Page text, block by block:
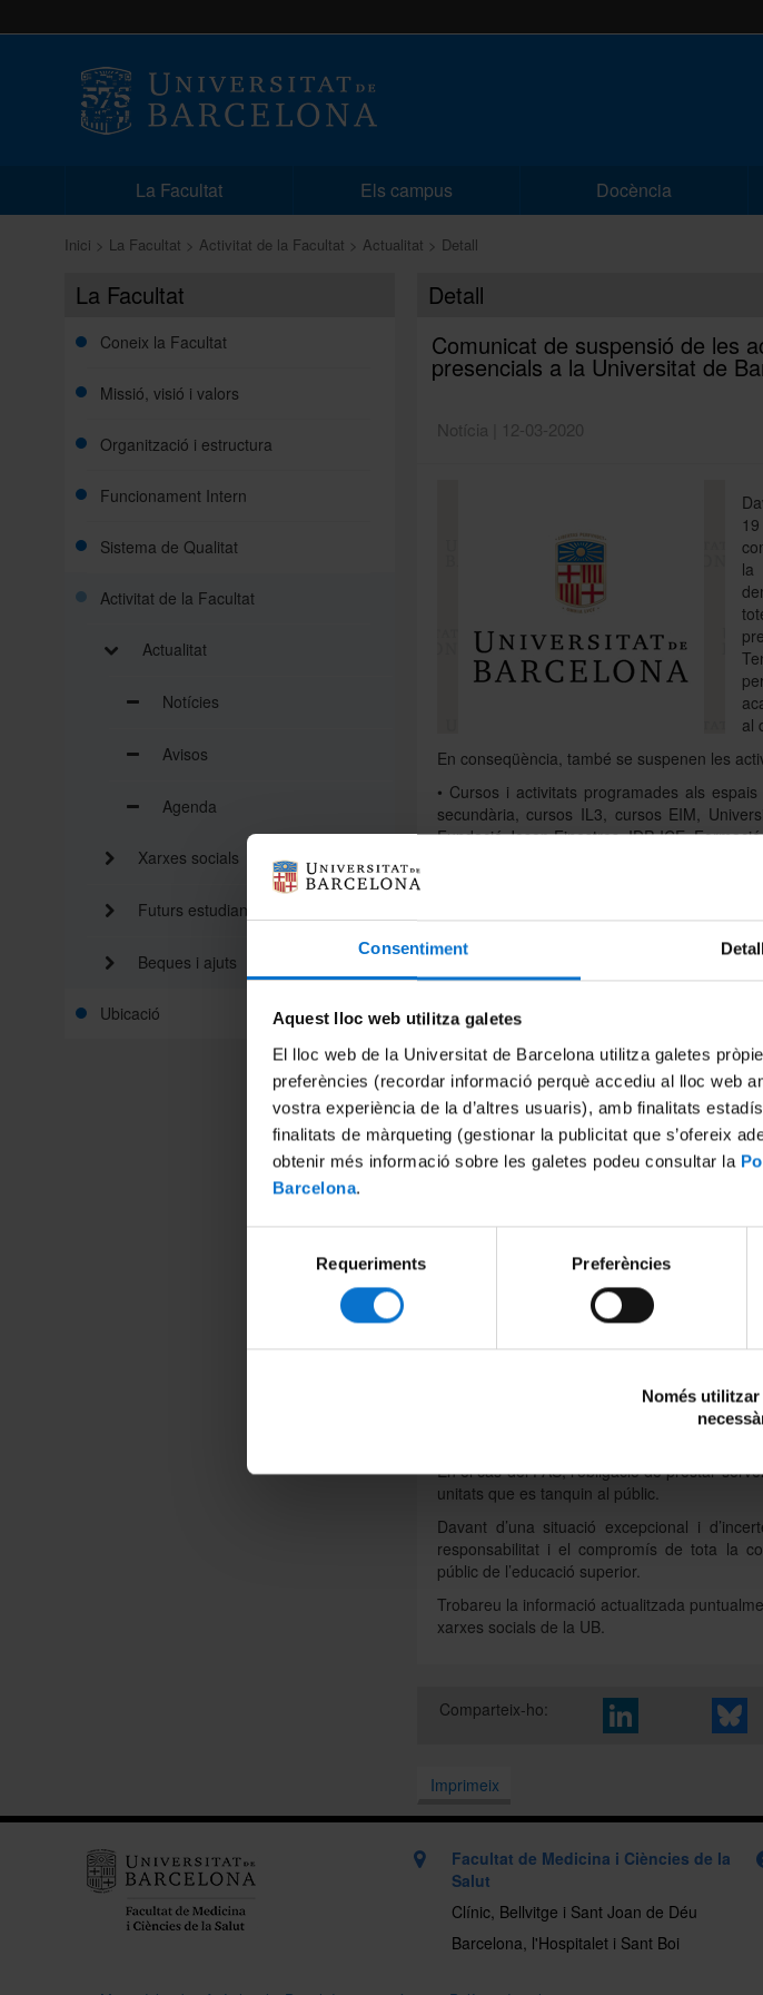
Consentiment
Aquest lloc web utilitza galetes
El lloc web de la Universitat de Barcelona utilitza galetes
preferències (recordar informació perquè accediu al lloc web
vostra experiència de la d’altres usuaris), amb finalitats
finalitats de màrqueting (gestionar la publicitat que s’ofereix
obtenir més informació sobre les galetes podeu consultar la
Barcelona.
consentiment
Requeriments Preferències
Només utilitzar
La Facultat Els campus Docència
Inici La Facultat Activitat de la Facultat Actualitat Detall
La Facultat
Coneix la Facultat
Missió, visió i valors
Organització i estructura
Funcionament Intern
Sistema de Qualitat
Activitat de la Facultat
Actualitat
Notícies
Avisos
Agenda
Xarxes socials
Futurs estudiants
Beques i ajuts
Ubicació
Detall
Comunicat de suspensió de les
presencials a la Universitat de
Notícia | 12-03-2020
la
al
En conseqüència, també se suspenen les
• Cursos i activitats programades als
secundària, cursos IL3, cursos EIM,
Fundació Josep Finestres, IDP‐ICE,
• Beques de col·laboració de la UB i del
en instal·lacions de la UB (les
les pròpies dels estudis de doctorat
• CRAI (biblioteques i sales d’estudi)
• Servei d’Esports
• Cafeteries, bars i restaurants ubicats en
Els membres del PDI i del PAS de la
En el cas del PDI, i en relació amb la
cercar alternatives per planificar-la
l’abast dels estudiants els recursos
intensificant les respostes als seus dubtes i
electrònics o altres vies de
excepcional, cal tenir presents les
relacionades amb la plataforma docent del
En el cas del PAS, l’obligació de prestar
unitats que es tanquin al públic.
Davant d’una situació excepcional i
responsabilitat i el compromís de tota la
públic de l’educació superior.
Trobareu la informació actualitzada
xarxes socials de la UB.
Comparteix-ho:
Imprimeix
Facultat de Medicina i Ciències de la
Salut
Clínic, Bellvitge i Sant Joan de Déu
Barcelona, l'Hospitalet i Sant Boi